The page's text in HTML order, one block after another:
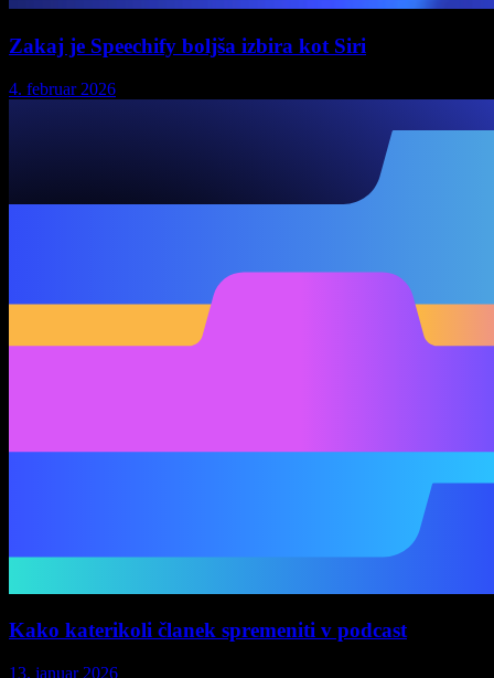
Zakaj je Speechify boljša izbira kot Siri
4. februar 2026
Kako katerikoli članek spremeniti v podcast
13. januar 2026